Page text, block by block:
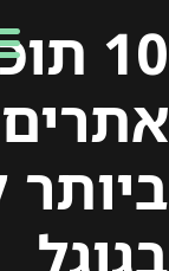
10
ביותר
בגוגל